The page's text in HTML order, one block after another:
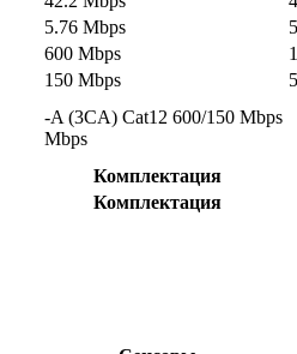
5.76 Mbps
600 Mbps
150 Mbps
-A (3CA) Cat12 600/150 Mbps
Mbps
Комплектация
Комплектация